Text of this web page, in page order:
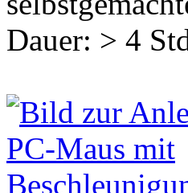
Dauer: > 4